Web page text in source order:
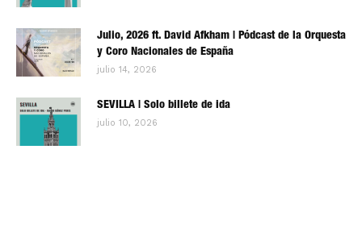
Julio, 2026 ft. David Afkham | Pódcast de la Orquesta
y Coro Nacionales de España
julio 14, 2026
SEVILLA | Solo billete de ida
julio 10, 2026